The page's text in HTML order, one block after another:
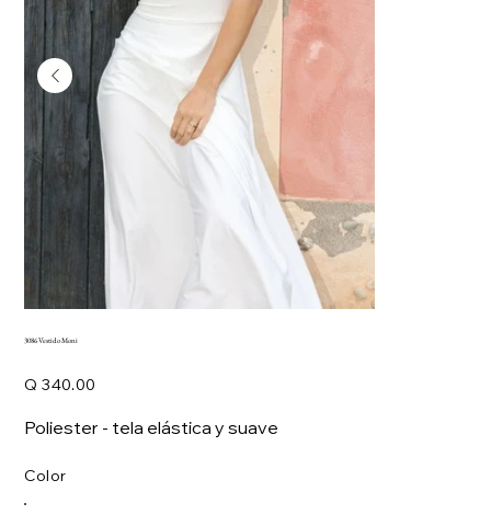
3086 Vestido Moni
Q 340.00
Poliester - tela elástica y suave
Color